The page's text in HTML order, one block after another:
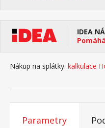
IDEA
Nákup na splátky: kalkulace
Parametry